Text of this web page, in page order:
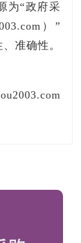
加速产品吸
端市场、5
能源汽车和
市场和高端
料技术。支
装联材料的
材料研发与
为“政府采
）”
准确性。